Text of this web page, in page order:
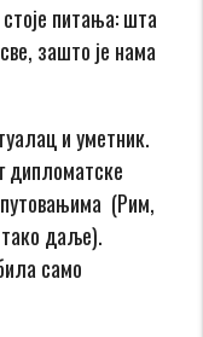
питања: шта
зашто је нама
и уметник.
дипломатске
путовањима (Рим,
даље).
само